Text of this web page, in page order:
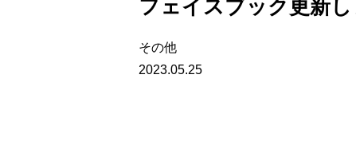
フェイスブック更新し
その他
2023.05.25